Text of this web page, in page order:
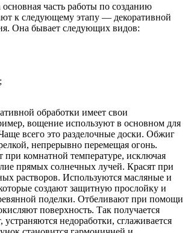
основная часть работы по созданию
к следующему этапу — декоративной
Она бывает следующих видов:
обработки имеет свои
вощение используют в основном для
всего это разделочные доски. Обжиг
непрерывно перемещая огонь.
при комнатной температуре, исключая
прямых солнечных лучей. Красят при
растворов. Используются масляные и
создают защитную прослойку и
поделки. Отбеливают при помощи
поверхность. Так получается
устраняются недоработки, сглаживается